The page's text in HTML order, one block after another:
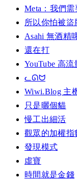
Meta：我們需
所以你怕被盜
Asahi 無酒精
還在打
YouTube 高流
ᓚᘏᗢ
Wiwi.Blog 主
只是曬個貓
慢工出細活
觀眾的加權指
發現模式
虛寶
時間就是金錢